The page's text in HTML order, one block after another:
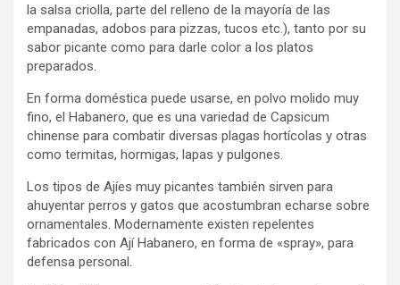
la salsa criolla, parte del relleno de la mayoría de las
empanadas, adobos para pizzas, tucos etc.), tanto por su
sabor picante como para darle color a los platos
preparados.
En forma doméstica puede usarse, en polvo molido muy
fino, el Habanero, que es una variedad de Capsicum
chinense para combatir diversas plagas hortícolas y otras
como termitas, hormigas, lapas y pulgones.
Los tipos de Ajíes muy picantes también sirven para
ahuyentar perros y gatos que acostumbran echarse sobre
ornamentales. Modernamente existen repelentes
fabricados con Ají Habanero, en forma de «spray», para
defensa personal.